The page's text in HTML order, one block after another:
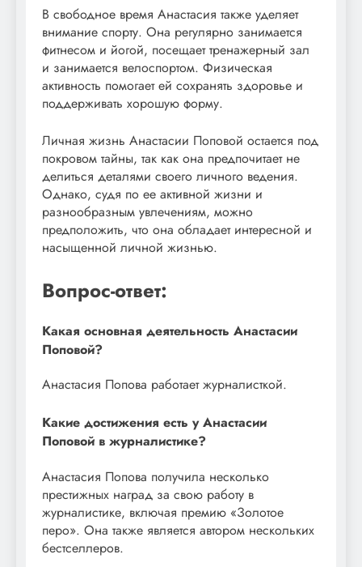
В свободное время Анастасия также уделяет
внимание спорту. Она регулярно занимается
фитнесом и йогой, посещает тренажерный зал
и занимается велоспортом. Физическая
активность помогает ей сохранять здоровье и
поддерживать хорошую форму.
Личная жизнь Анастасии Поповой остается под
покровом тайны, так как она предпочитает не
делиться деталями своего личного ведения.
Однако, судя по ее активной жизни и
разнообразным увлечениям, можно
предположить, что она обладает интересной и
насыщенной личной жизнью.
Вопрос-ответ:
Какая основная деятельность Анастасии
Поповой?
Анастасия Попова работает журналисткой.
Какие достижения есть у Анастасии
Поповой в журналистике?
Анастасия Попова получила несколько
престижных наград за свою работу в
журналистике, включая премию «Золотое
перо». Она также является автором нескольких
бестселлеров.